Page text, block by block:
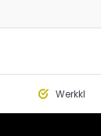
Werkkleding,